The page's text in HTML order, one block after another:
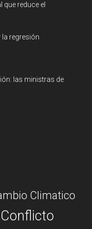
reduce el
la regresión
las ministras de
Climatico
Conflicto